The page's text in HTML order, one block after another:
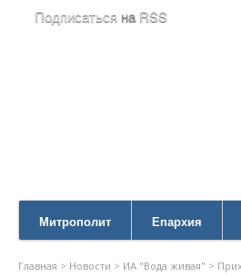
Подписаться на RSS
Митрополит Епархия
Главная > Новости > ИА "Вода живая" >